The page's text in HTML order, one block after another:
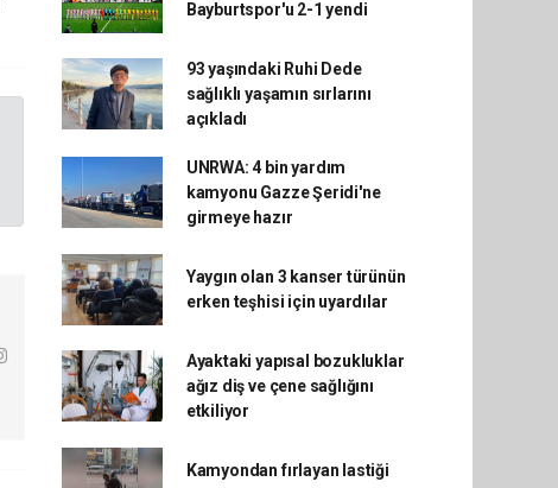
Bayburtspor'u 2-1 yendi
93 yaşındaki Ruhi Dede
sağlıklı yaşamın sırlarını
açıkladı
UNRWA: 4 bin yardım
kamyonu Gazze Şeridi'ne
girmeye hazır
Yaygın olan 3 kanser türünün
erken teşhisi için uyardılar
Ayaktaki yapısal bozukluklar
ağız diş ve çene sağlığını
etkiliyor
Kamyondan fırlayan lastiği